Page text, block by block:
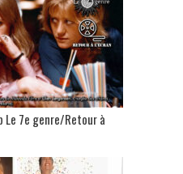
Le 7e genre/Retour à